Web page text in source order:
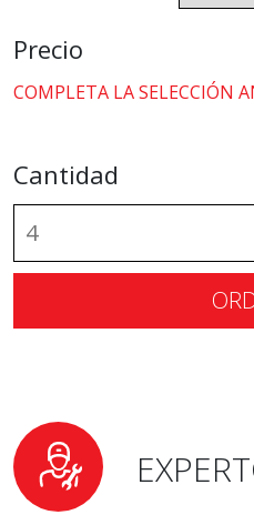
Precio
COMPLETA LA SELECCIÓN
Cantidad